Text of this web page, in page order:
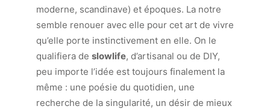
moderne, scandinave) et époques. La notre
semble renouer avec elle pour cet art de vivre
qu’elle porte instinctivement en elle. On le
qualifiera de slowlife, d’artisanal ou de DIY,
peu importe l’idée est toujours finalement la
même : une poésie du quotidien, une
recherche de la singularité, un désir de mieux